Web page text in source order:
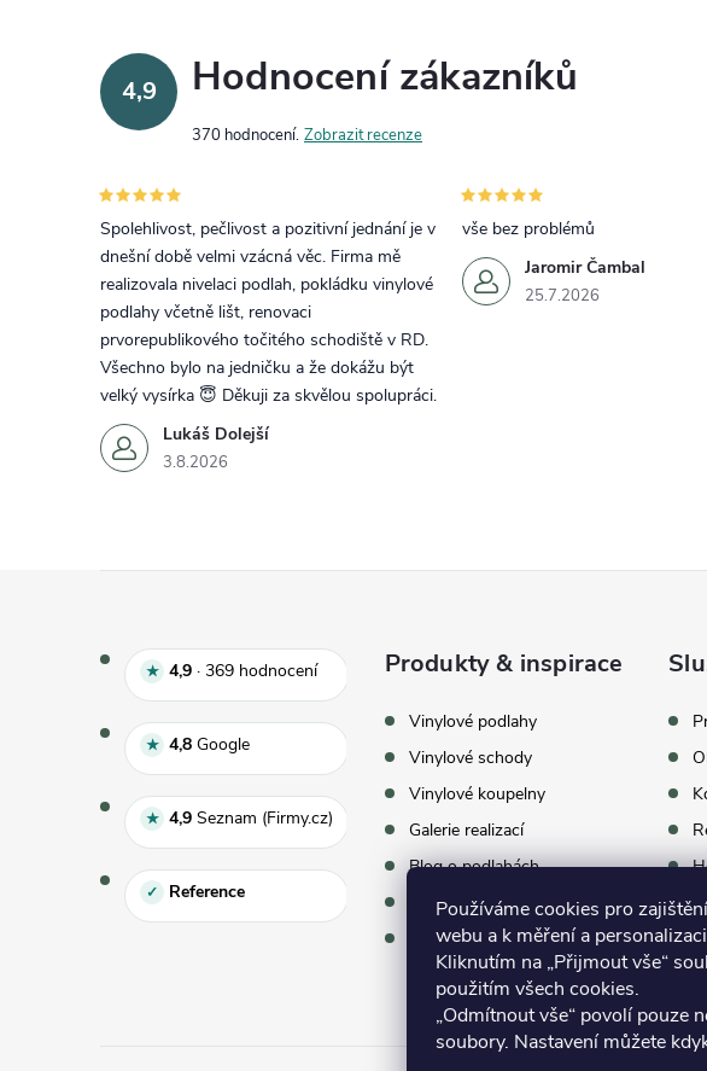
Používáme cookies pro
webu a k měření a
Kliknutím na „Přijmout vše“
použitím všech cookies.
„Odmítnout vše“ povolí pouze
soubory. Nastavení můžete
4,9 Hodnocení zákazníků
370 hodnocení Zobrazit recenze
Lukáš Dolejší
3.8.2026
Spolehlivost, pečlivost a pozitivní jednání je v
dnešní době velmi vzácná věc. Firma mě
realizovala nivelaci podlah, pokládku vinylové
podlahy včetně lišt, renovaci
prvorepublikového točitého schodiště v RD.
Všechno bylo na jedničku a že dokážu být
velký vysírka 😇 Děkuji za skvělou spolupráci.
Jaromir Čambal
25.7.2026
vše bez problémů
★ 4,9 · 369 hodnoceníHodnocení e‑shopu 4,9 z 5, celkem369hodnocení
★ 4,8 GoogleHodnocení Google 4,8 z 5
★ 4,9 Seznam (Firmy.cz) Hodnocení Seznam 4,9 z 5
✓ Reference
Produkty & inspirace
Vinylové podlahy
Vinylové schody
Vinylové koupelny
Galerie realizací
Blog o podlahách
Vzorky zdarma
Virtuální showroom